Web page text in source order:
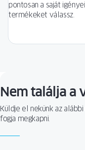
pontosan a saját
termékeket válassz.
Nem találja a
Küldje el nekünk az
fogja megkapni.